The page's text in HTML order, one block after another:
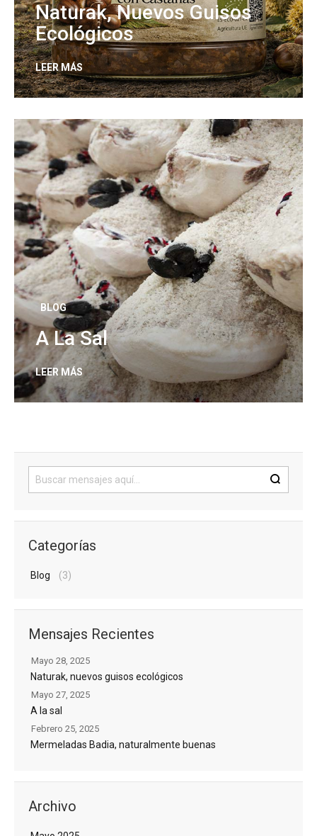
Naturak, Nuevos Guisos
Ecológicos
LEER MÁS
BLOG
A La Sal
LEER MÁS
Categorías
Blog (3)
Mensajes Recientes
Mayo 28, 2025
Naturak, nuevos guisos ecológicos
Mayo 27, 2025
A la sal
Febrero 25, 2025
Mermeladas Badia, naturalmente buenas
Archivo